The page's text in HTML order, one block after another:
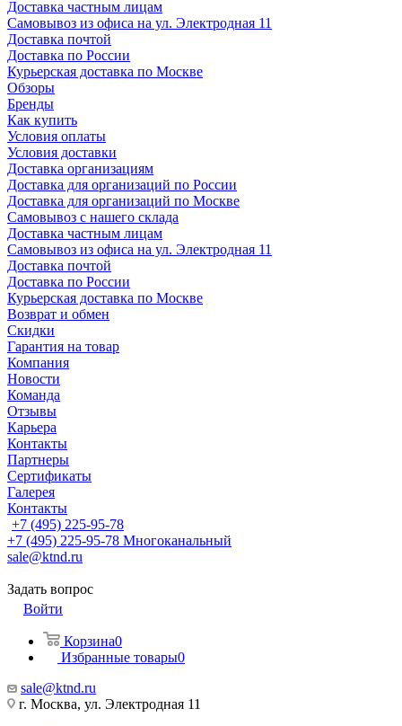
Доставка частным лицам
Самовывоз из офиса на ул. Электродная 11
Доставка почтой
Доставка по России
Курьерская доставка по Москве
Обзоры
Бренды
Как купить
Условия оплаты
Условия доставки
Доставка организациям
Доставка для организаций по России
Доставка для организаций по Москве
Самовывоз с нашего склада
Доставка частным лицам
Самовывоз из офиса на ул. Электродная 11
Доставка почтой
Доставка по России
Курьерская доставка по Москве
Возврат и обмен
Скидки
Гарантия на товар
Компания
Новости
Команда
Отзывы
Карьера
Контакты
Партнеры
Сертификаты
Галерея
Контакты
+7 (495) 225-95-78
+7 (495) 225-95-78 Многоканальный
sale@ktnd.ru
Задать вопрос
Войти
Корзина0
Избранные товары0
sale@ktnd.ru
г. Москва, ул. Электродная 11